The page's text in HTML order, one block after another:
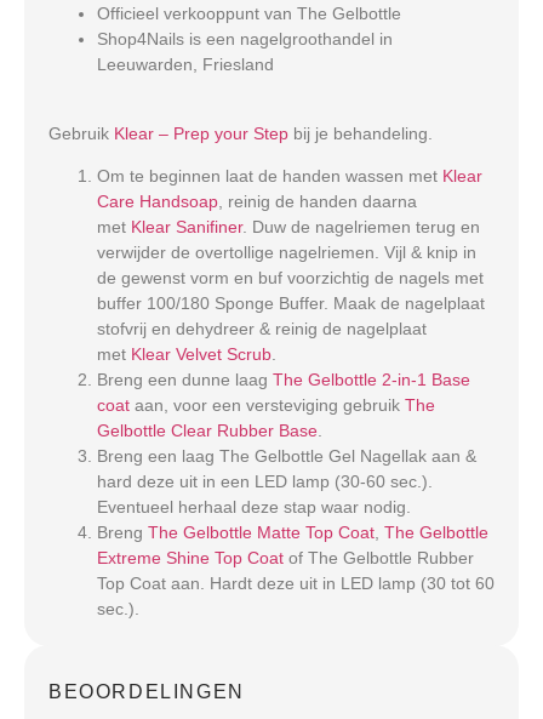
Officieel verkooppunt van The Gelbottle
Shop4Nails is een nagelgroothandel in
Leeuwarden, Friesland
Gebruik Klear – Prep your Step bij je behandeling.
Om te beginnen laat de handen wassen met Klear
Care Handsoap , reinig de handen daarna
met Klear Sanifiner. Duw de nagelriemen terug en
verwijder de overtollige nagelriemen. Vijl & knip in
de gewenst vorm en buf voorzichtig de nagels met
buffer 100/180 Sponge Buffer. Maak de nagelplaat
stofvrij en dehydreer & reinig de nagelplaat
met Klear Velvet Scrub
Breng een dunne laag The Gelbottle 2-in-1 Base
coat aan, voor een versteviging gebruik The
Gelbottle Clear Rubber Base
Breng een laag The Gelbottle Gel Nagellak aan &
hard deze uit in een LED lamp (30-60 sec.).
Eventueel herhaal deze stap waar nodig.
Breng The Gelbottle Matte Top Coat The Gelbottle
Extreme Shine Top Coat of The Gelbottle Rubber
Top Coat aan. Hardt deze uit in LED lamp (30 tot 60
sec.).
BEOORDELINGEN